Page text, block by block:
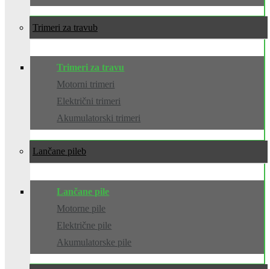
Trimeri za travu
Trimeri za travu
Motorni trimeri
Električni trimeri
Akumulatorski trimeri
Lančane pile
Lančane pile
Motorne pile
Električne pile
Akumulatorske pile